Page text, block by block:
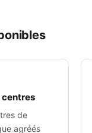
centres
de
agréés